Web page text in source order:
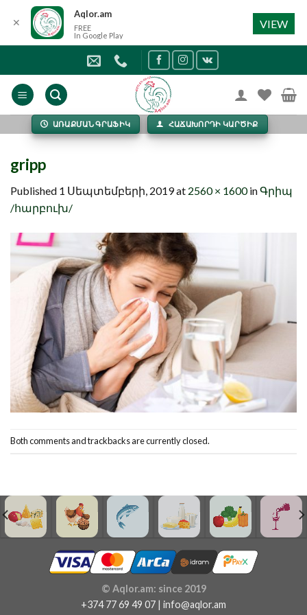
content
ԱՌԱՔՄԱՆ ԳՐԱՖԻԿ ՀԱՃԱԽՈՐԴԻ ԿԱՐԾԻՔ
gripp
Published 1 Սեպտեմբերի, 2019at 2560 × 1600inԳրիպ
/հարբուխ/
Both comments and trackbacks are currently closed.
© Aqlor.am: since 2019
+374 77 69 49 07 | info@aqlor.am
✕
Aqlor.am
FREE
In Google Play
VIEW